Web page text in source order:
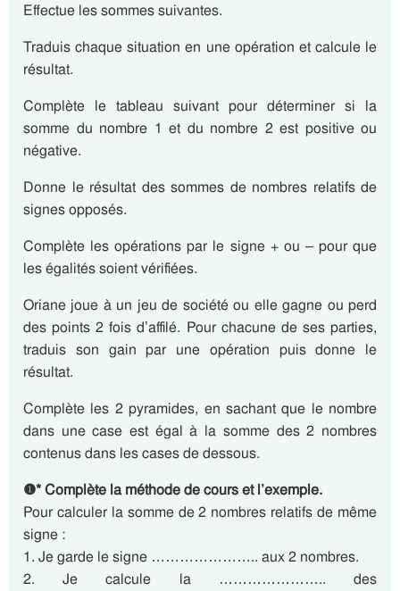
Effectue les sommes suivantes.
Traduis chaque situation en une opération et calcule le
résultat.
Complète le tableau suivant pour déterminer si la
somme du nombre 1 et du nombre 2 est positive ou
négative.
Donne le résultat des sommes de nombres relatifs de
signes opposés.
Complète les opérations par le signe + ou – pour que
les égalités soient vérifiées.
Oriane joue à un jeu de société ou elle gagne ou perd
des points 2 fois d’affilé. Pour chacune de ses parties,
traduis son gain par une opération puis donne le
résultat.
Complète les 2 pyramides, en sachant que le nombre
dans une case est égal à la somme des 2 nombres
contenus dans les cases de dessous.
❶* Complète la méthode de cours et l’exemple.
Pour calculer la somme de 2 nombres relatifs de même
signe :
1. Je garde le signe ………………….. aux 2 nombres.
2. Je calcule la ………………….. des